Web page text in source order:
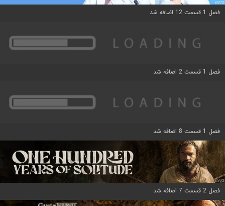
فصل 1 قسمت 12 اضافه شد
فصل 1 قسمت 2 اضافه شد
فصل 1 قسمت 8 اضافه شد
فصل 2 قسمت 7 اضافه شد